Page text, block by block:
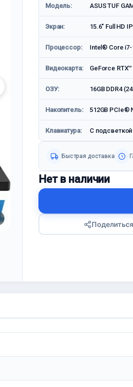
Модель: ASUS TUF
Экран: 15.6″ Full HD
Процессор: Intel® Core i7-
Видеокарта: GeForce
ОЗУ: 16GB DDR4
Накопитель: 512GB PCIe®
Клавиатура: С подсветкой
Быстрая доставка
Нет в наличии
Поделиться